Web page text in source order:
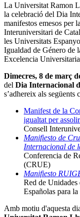
La Universitat Ramon
la celebració del Dia
manifestos emesos per
Interuniversitari de
les Universitats
Igualdad de Género de
Excelencia
Dimecres, 8 de març
del Dia Internacional
s’adhereix als següents
Manifest de la
igualtat per
Consell
Manifiesto de
Internacional de
Conferencia de
(CRUE)
Manifiesto
Red de Unidades
Españolas para
Amb motiu d'aquesta